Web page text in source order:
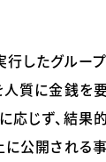
行したグルー
質に金銭を要
応じず、結果
公開される